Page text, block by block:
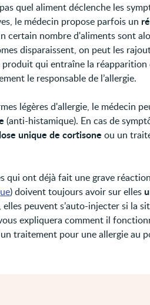
quel aliment déclenche les
le médecin propose parfois un
certain nombre d'aliments sont
disparaissent, on peut les
produit qui entraîne la réapparition
le responsable de l’allergie.
légères d'allergie, le médecin
(anti-histamique). En cas de
unique de cortisone ou un
qui ont déjà fait une grave
) doivent toujours avoir sur elles
peuvent s’auto-injecter si la
expliquera comment il
traitement pour une allergie au